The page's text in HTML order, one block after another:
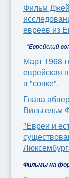
Фильм
евреев из
- "Еврейский
Март 1968-
еврейская
в "совке".
Глава
Вильгельм
"Евреи и
Фильмы на